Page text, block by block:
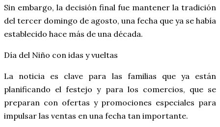
Sin embargo, la decisión final fue mantener la tradición
del tercer domingo de agosto, una fecha que ya se había
establecido hace más de una década.
Día del Niño con idas y vueltas
La noticia es clave para las familias que ya están
planificando el festejo y para los comercios, que se
preparan con ofertas y promociones especiales para
impulsar las ventas en una fecha tan importante.